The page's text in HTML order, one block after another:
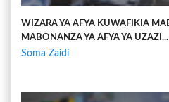
WIZARA YA AFYA KUWAFIKIA
MABONANZA YA AFYA YA UZAZI...
Soma Zaidi